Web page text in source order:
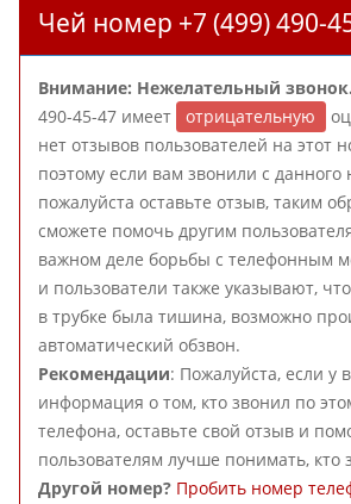
Чей номер +7 (499) 490-
Внимание: Нежелательный звонок.
490-45-47 имеет
отрицательную
нет отзывов пользователей на этот
поэтому если вам звонили с данного
пожалуйста оставьте отзыв, таким
сможете помочь другим
важном деле борьбы с телефонным
и пользователи также указывают,
в трубке была тишина, возможно
автоматический обзвон.
Рекомендации: Пожалуйста, если у
информация о том, кто звонил по
телефона, оставьте свой отзыв и
пользователям лучше понимать, кто
Другой номер? Пробить номер